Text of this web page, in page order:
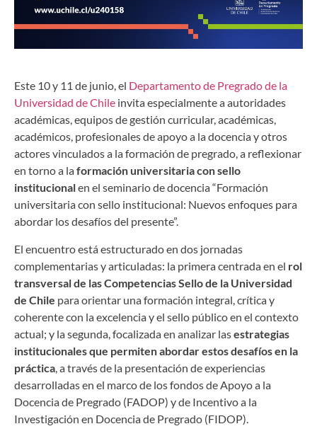
Este 10 y 11 de junio, el Departamento de Pregrado de la
Universidad de Chile invita especialmente a autoridades
académicas, equipos de gestión curricular, académicas,
académicos, profesionales de apoyo a la docencia y otros
actores vinculados a la formación de pregrado, a reflexionar
en torno a laformación universitaria con sello
institucionalen el seminario de docencia “Formación
universitaria con sello institucional: Nuevos enfoques para
abordar los desafíos del presente”.
El encuentro está estructurado en dos jornadas
complementarias y articuladas: la primera centrada en el rol
transversal de las Competencias Sello de la Universidad
de Chile para orientar una formación integral, crítica y
coherente con la excelencia y el sello público en el contexto
actual; y la segunda, focalizada en analizar lasestrategias
institucionales que permiten abordar estos desafíos en la
práctica , a través de la presentación de experiencias
desarrolladas en el marco de los fondos de Apoyo a la
Docencia de Pregrado (FADOP) y de Incentivo a la
Investigación en Docencia de Pregrado (FIDOP).